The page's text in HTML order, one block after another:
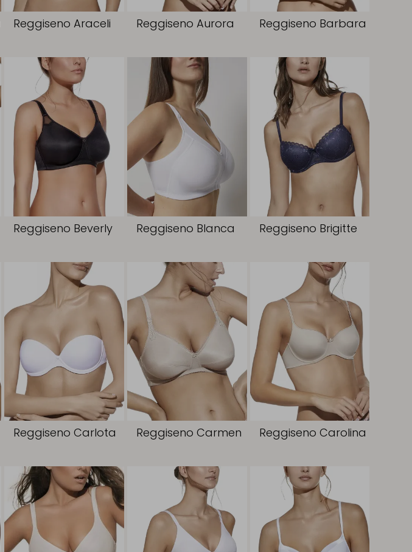
Reggiseno Araceli Reggiseno Aurora Reggiseno Barbara
Reggiseno Beverly Reggiseno Blanca Reggiseno Brigitte
Reggiseno Carlota Reggiseno Carmen Reggiseno Carolina